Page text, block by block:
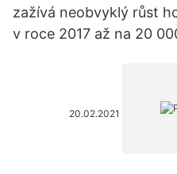
zažívá neobvyklý růst
v roce 2017 až na 20
20.02.2021